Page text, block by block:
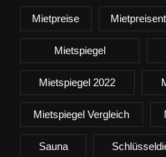
Mietpreise
Mietspiegel
Mietspiegel 2022
Mietspiegel Vergleich
Sauna